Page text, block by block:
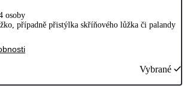
osoby
případně přistýlka skříňového lůžka či palandy
Vybrané